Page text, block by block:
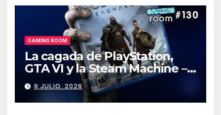
GAMING ROOM
La cagada de PlayStation,
GTA VI y la Steam Machine –
Gaming Room #130
6 JULIO, 2026